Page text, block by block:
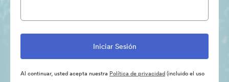
Al continuar, usted acepta nuestra Política de privacidad(incluido el uso